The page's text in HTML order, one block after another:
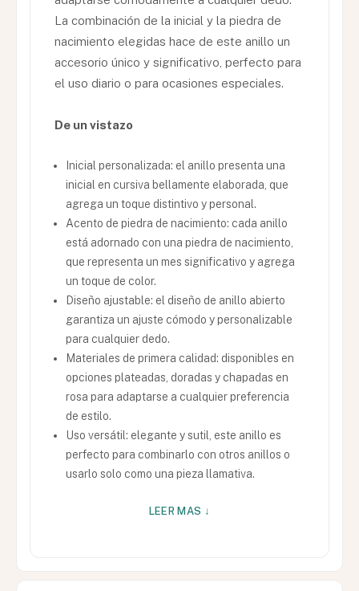
La combinación de la inicial y la piedra de
nacimiento elegidas hace de este anillo un
accesorio único y significativo, perfecto para
el uso diario o para ocasiones especiales.
De un vistazo
Inicial personalizada: el anillo presenta una
inicial en cursiva bellamente elaborada, que
agrega un toque distintivo y personal.
Acento de piedra de nacimiento: cada anillo
está adornado con una piedra de nacimiento,
que representa un mes significativo y agrega
un toque de color.
Diseño ajustable: el diseño de anillo abierto
garantiza un ajuste cómodo y personalizable
para cualquier dedo.
Materiales de primera calidad: disponibles en
opciones plateadas, doradas y chapadas en
rosa para adaptarse a cualquier preferencia
de estilo.
Uso versátil: elegante y sutil, este anillo es
perfecto para combinarlo con otros anillos o
usarlo solo como una pieza llamativa.
LEER MAS ↓